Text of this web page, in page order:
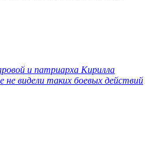
и патриарха Кирилла
не видели таких боевых действий